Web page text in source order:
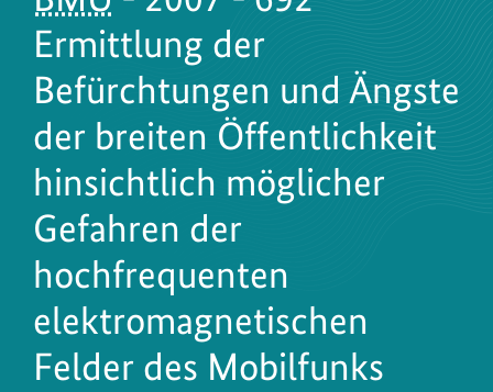
Klimaschutz,
Naturschutz
und
nukleare
Sicherheit
Ermittlung der
Befürchtungen und Ängste
der breiten Öffentlichkeit
hinsichtlich möglicher
Gefahren der
hochfrequenten
elektromagnetischen
Felder des Mobilfunks